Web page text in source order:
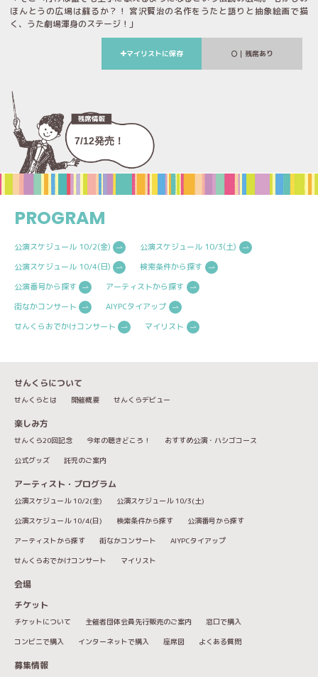
ほんとうの広場は蘇るか？！ 宮沢賢治の名作をうたと語りと抽象絵画で描
く、うた劇場渾身のステージ！」
マイリストに保存 ｜残席あり
7/12発売！
PROGRAM
公演スケジュール 10/2(金)
公演スケジュール 10/3(土)
公演スケジュール 10/4(日)
検索条件から探す
公演番号から探す
アーティストから探す
街なかコンサート
AIYPCタイアップ
せんくらおでかけコンサート
マイリスト
せんくらについて
せんくらとは 開催概要 せんくらデビュー
楽しみ方
せんくら20回記念 今年の聴きどころ！
おすすめ公演・ハシゴコース
公式グッズ
託児のご案内
アーティスト・プログラム
公演スケジュール 10/2(金)
公演スケジュール 10/3(土)
公演スケジュール 10/4(日)
検索条件から探す
公演番号から探す
アーティストから探す
街なかコンサート
AIYPCタイアップ
せんくらおでかけコンサート
マイリスト
会場
チケット
チケットについて 主催者団体会員先行販売のご案内
窓口で購入
コンビニで購入
インターネットで購入 座席図 よくある質問
募集情報